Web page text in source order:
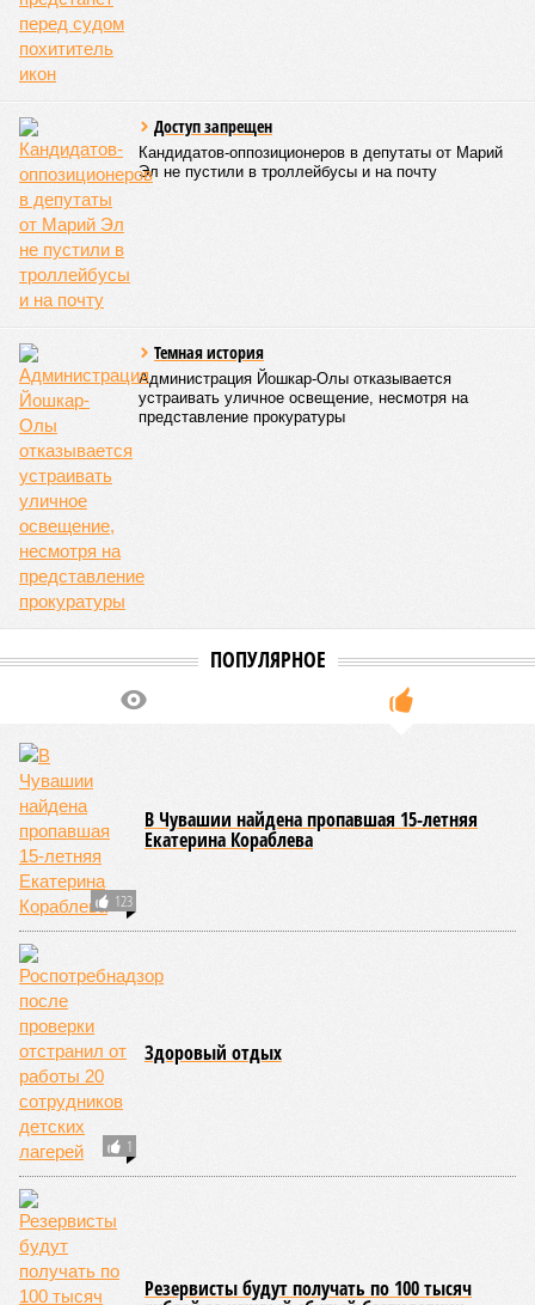
Доступ запрещен
Кандидатов-оппозиционеров в депутаты от Марий
Эл не пустили в троллейбусы и на почту
Темная история
Администрация Йошкар-Олы отказывается
устраивать уличное освещение, несмотря на
представление прокуратуры
ПОПУЛЯРНОЕ
123
В Чувашии найдена пропавшая 15-летняя
Екатерина Кораблева
1
Здоровый отдых
Резервисты будут получать по 100 тысяч